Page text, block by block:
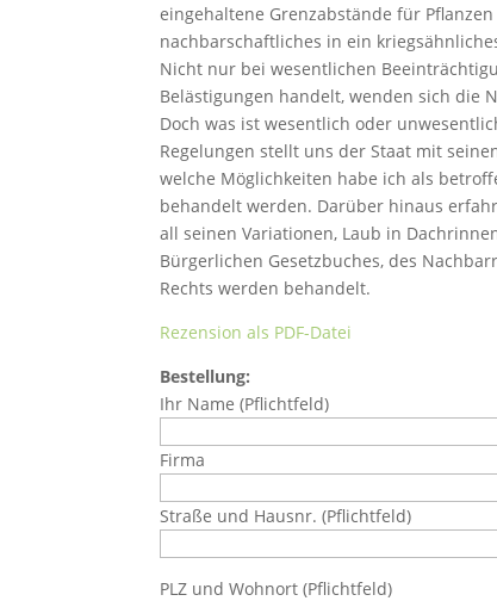
eingehaltene Grenzabstände für
nachbarschaftliches in ein
Nicht nur bei wesentlichen
Belästigungen handelt, wenden sich die
Doch was ist wesentlich oder
Regelungen stellt uns der Staat mit
welche Möglichkeiten habe ich als
behandelt werden. Darüber hinaus
all seinen Variationen, Laub in
Bürgerlichen Gesetzbuches, des
Rechts werden behandelt.
Rezension als PDF-Datei
Bestellung:
Ihr Name (Pflichtfeld)
Firma
Straße und Hausnr. (Pflichtfeld)
PLZ und Wohnort (Pflichtfeld)